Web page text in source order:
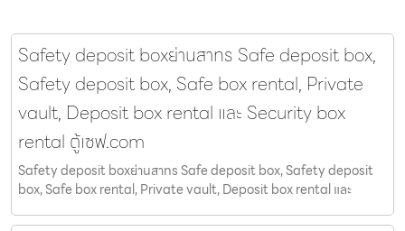
Safety deposit boxย่านสาทร Safe deposit box,
Safety deposit box, Safe box rental, Private
vault, Deposit box rental และ Security box
rental ตู้เซฟ.com
Safety deposit boxย่านสาทร Safe deposit box, Safety deposit
box, Safe box rental, Private vault, Deposit box rental และ